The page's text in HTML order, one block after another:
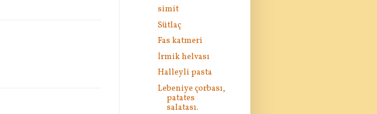
simit
Sütlaç
Fas katmeri
İrmik helvası
Halleyli pasta
Lebeniye çorbası,
patates
salatası.